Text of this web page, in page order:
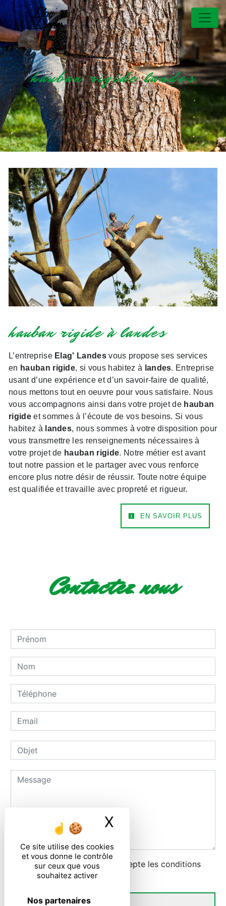
Panneau de gestion des cookies
Ce site utilise des cookies
et vous donne le contrôle
sur ceux que vous
souhaitez activer
Nos partenaires
X
hauban rigide landes
hauban rigide à landes
L’entreprise Elag' Landes vous propose ses services
en hauban rigide, si vous habitez à landes. Entreprise
usant d’une expérience et d’un savoir-faire de qualité,
nous mettons tout en oeuvre pour vous satisfaire. Nous
vous accompagnons ainsi dans votre projet de hauban
rigideet sommes à l’écoute de vos besoins. Si vous
habitez à landes, nous sommes à votre disposition pour
vous transmettre les renseignements nécessaires à
votre projet de hauban rigide. Notre métier est avant
tout notre passion et le partager avec vous renforce
encore plus notre désir de réussir. Toute notre équipe
est qualifiée et travaille avec propreté et rigueur.
EN SAVOIR PLUS
Contactez nous
En cochant cette case, j'accepte les conditions
particulières ci-dessous **